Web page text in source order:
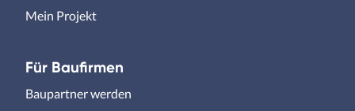
Mein Projekt
Für Baufirmen
Baupartner werden